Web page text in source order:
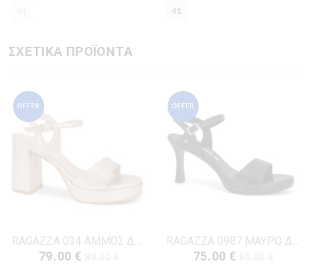
41
ΣΧΕΤΙΚΑ ΠΡΟΪΟΝΤΑ
OFFER
79.00 €
OFFER
75.00 €